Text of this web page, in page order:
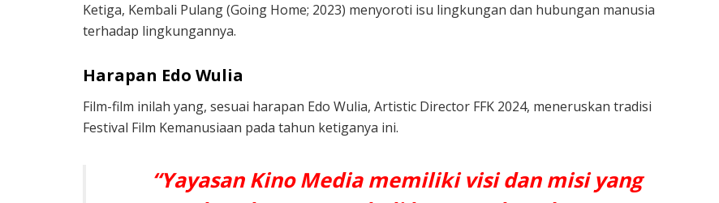
Ketiga, Kembali Pulang (Going Home; 2023) menyoroti isu lingkungan dan hubungan manusia
terhadap lingkungannya.
Harapan Edo Wulia
Film-film inilah yang, sesuai harapan Edo Wulia, Artistic Director FFK 2024, meneruskan tradisi
Festival Film Kemanusiaan pada tahun ketiganya ini.
“Yayasan Kino Media memiliki visi dan misi yang